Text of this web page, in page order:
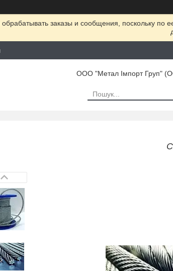
заказы и сообщения, поскольку
ООО "Метал Імпорт Груп"